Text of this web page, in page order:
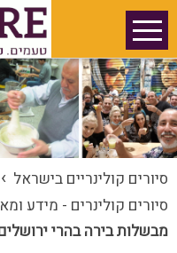
סיורים קולינריים בישראל ›
סיורים קולינרים - מידע
מבשלות בירה בהרי